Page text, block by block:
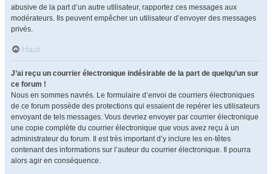
abusive de la part d’un autre utilisateur, rapportez ces messages aux
modérateurs. Ils peuvent empêcher un utilisateur d’envoyer des messages
privés.
Haut
J’ai reçu un courrier électronique indésirable de la part de quelqu’un sur
ce forum !
Nous en sommes navrés. Le formulaire d’envoi de courriers électroniques
de ce forum possède des protections qui essaient de repérer les utilisateurs
envoyant de tels messages. Vous devriez envoyer par courrier électronique
une copie complète du courrier électronique que vous avez reçu à un
administrateur du forum. Il est très important d’y inclure les en-têtes
contenant des informations sur l’auteur du courrier électronique. Il pourra
alors agir en conséquence.